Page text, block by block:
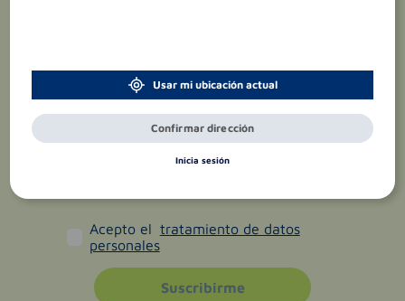
Acepto el tratamiento de datos
personales
Suscribirme
Usar mi ubicación actual
Confirmar dirección
Inicia sesión